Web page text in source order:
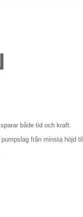
både tid och kraft.
från minsta höjd till